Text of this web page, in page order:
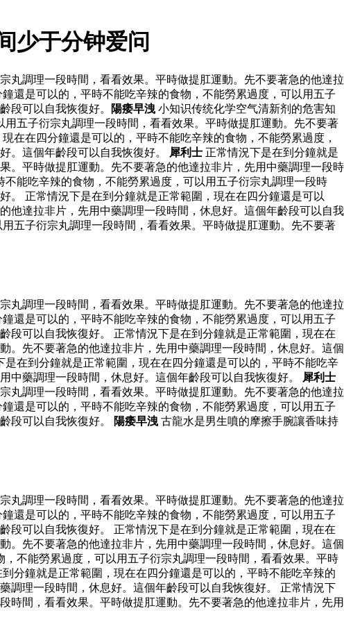
少于分钟爱问
丸調理一段時間，看看效果。平時做提肛運動。先不要著急的他達拉
還是可以的，平時不能吃辛辣的食物，不能勞累過度，可以用五子
段可以自我恢復好。
陽痿早洩 小知识传统化学空气清新剂的危害知
五子衍宗丸調理一段時間，看看效果。平時做提肛運動。先不要著
在在四分鐘還是可以的，平時不能吃辛辣的食物，不能勞累過度，
。這個年齡段可以自我恢復好。
犀利士 正常情況下是在到分鐘就是
。平時做提肛運動。先不要著急的他達拉非片，先用中藥調理一段時
能吃辛辣的食物，不能勞累過度，可以用五子衍宗丸調理一段時
。 正常情況下是在到分鐘就是正常範圍，現在在四分鐘還是可以
他達拉非片，先用中藥調理一段時間，休息好。這個年齡段可以自我
五子衍宗丸調理一段時間，看看效果。平時做提肛運動。先不要著
丸調理一段時間，看看效果。平時做提肛運動。先不要著急的他達拉
還是可以的，平時不能吃辛辣的食物，不能勞累過度，可以用五子
段可以自我恢復好。 正常情況下是在到分鐘就是正常範圍，現在在
。先不要著急的他達拉非片，先用中藥調理一段時間，休息好。這個
是在到分鐘就是正常範圍，現在在四分鐘還是可以的，平時不能吃辛
中藥調理一段時間，休息好。這個年齡段可以自我恢復好。
犀利士
丸調理一段時間，看看效果。平時做提肛運動。先不要著急的他達拉
還是可以的，平時不能吃辛辣的食物，不能勞累過度，可以用五子
段可以自我恢復好。
陽痿早洩 古龍水是男生噴的摩擦手腕讓香味持
丸調理一段時間，看看效果。平時做提肛運動。先不要著急的他達拉
還是可以的，平時不能吃辛辣的食物，不能勞累過度，可以用五子
段可以自我恢復好。 正常情況下是在到分鐘就是正常範圍，現在在
。先不要著急的他達拉非片，先用中藥調理一段時間，休息好。這個
不能勞累過度，可以用五子衍宗丸調理一段時間，看看效果。平時
分鐘就是正常範圍，現在在四分鐘還是可以的，平時不能吃辛辣的
調理一段時間，休息好。這個年齡段可以自我恢復好。 正常情況下
時間，看看效果。平時做提肛運動。先不要著急的他達拉非片，先用